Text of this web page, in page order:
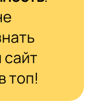
сайт
топ!